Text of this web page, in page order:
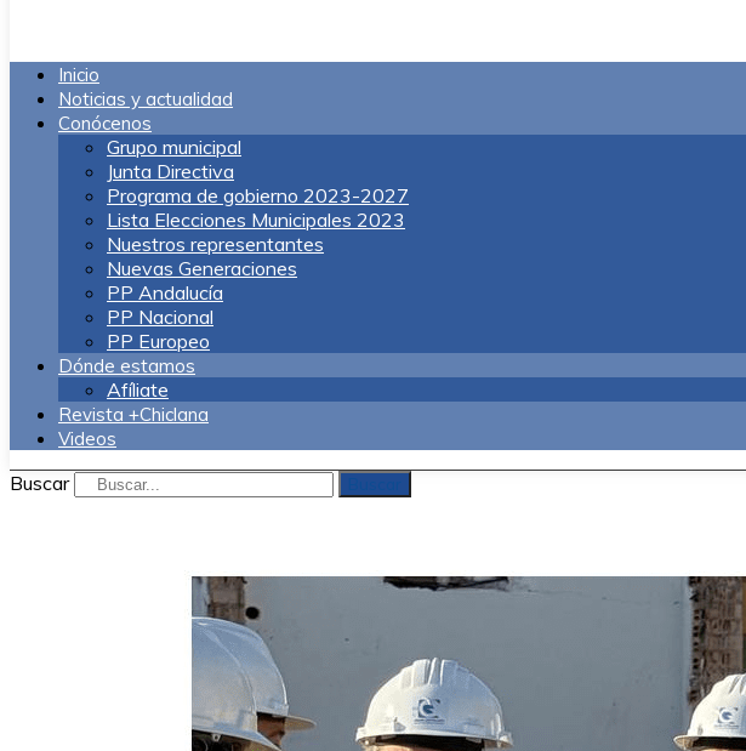
Inicio
Noticias y actualidad
Conócenos
Grupo municipal
Junta Directiva
Programa de gobierno 2023-2027
Lista Elecciones Municipales 2023
Nuestros representantes
Nuevas Generaciones
PP Andalucía
PP Nacional
PP Europeo
Dónde estamos
Afíliate
Revista +Chiclana
Videos
Buscar